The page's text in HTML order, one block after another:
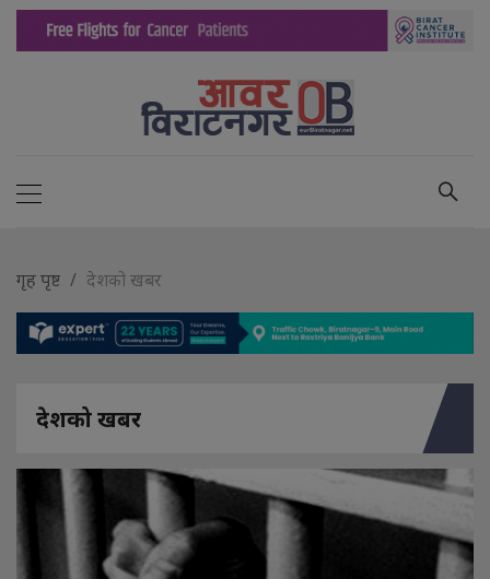
गृह पृष्ट देशको खबर
देशको खबर